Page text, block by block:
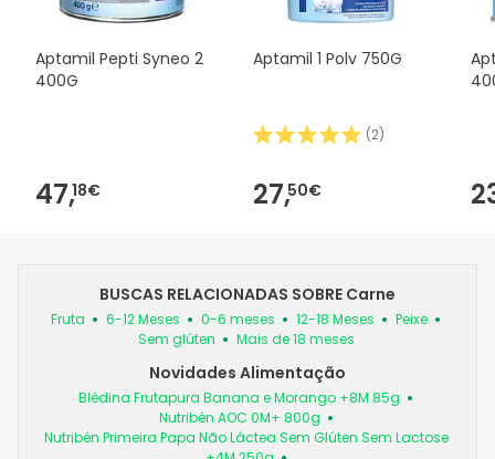
Aptamil Pepti Syneo 2
400G
47,18€
Aptamil 1 Polv 750G
(2)
27,50€
BUSCAS RELACIONADAS SOBRE Carne
Fruta 6-12 Meses 0-6 meses 12-18 Meses
Peixe
Sem glúten
Mais de 18 meses
Novidades Alimentação
Blédina Frutapura Banana e Morango +8M 85g
Nutribén AOC 0M+ 800g
Nutribén Primeira Papa Não Láctea Sem Glúten Sem Lactose